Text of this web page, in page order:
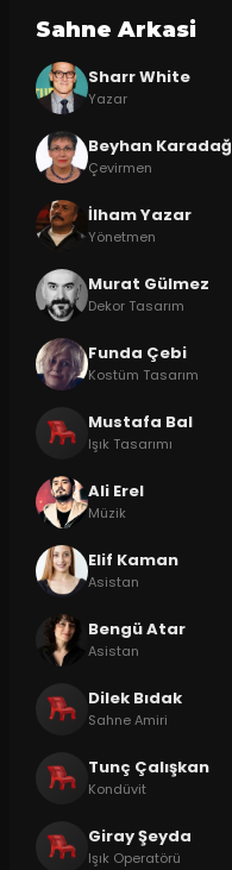
Sahne Arkasi
Sharr White
Yazar
Beyhan Karadağ
Çevirmen
İlham Yazar
Yönetmen
Murat Gülmez
Dekor Tasarım
Funda Çebi
Kostüm Tasarım
Mustafa Bal
Işık Tasarımı
Ali Erel
Müzik
Elif Kaman
Asistan
Bengü Atar
Asistan
Dilek Bıdak
Sahne Amiri
Tunç Çalışkan
Kondüvit
Giray Şeyda
Işık Operatörü